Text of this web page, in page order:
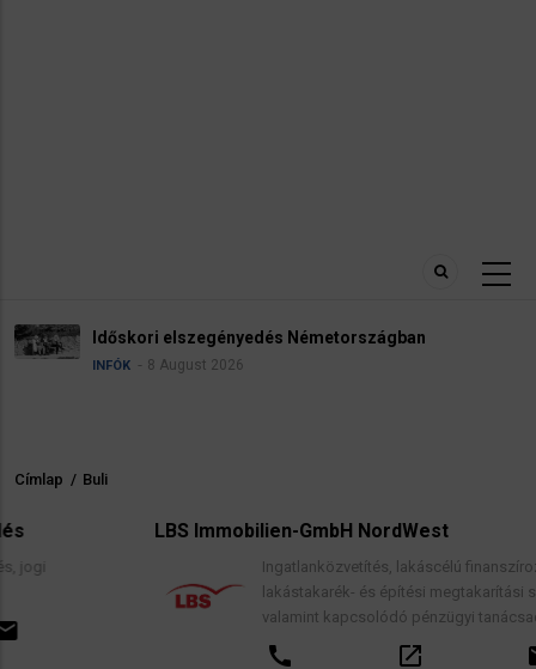
Robbanóanyaggal
Morzsa
Címlap / Buli
LBS Immobilien-GmbH NordWest
Ingatlanközvetítés, lakáscélú finanszírozási hitelek,
lakástakarék- és építési megtakarítási szerződések,
valamint kapcsolódó pénzügyi tanácsadás.